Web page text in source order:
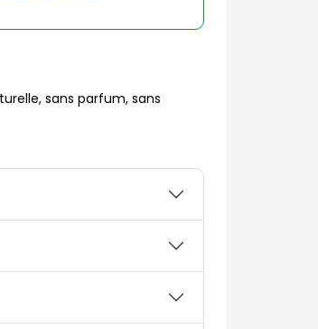
sans parfum, sans